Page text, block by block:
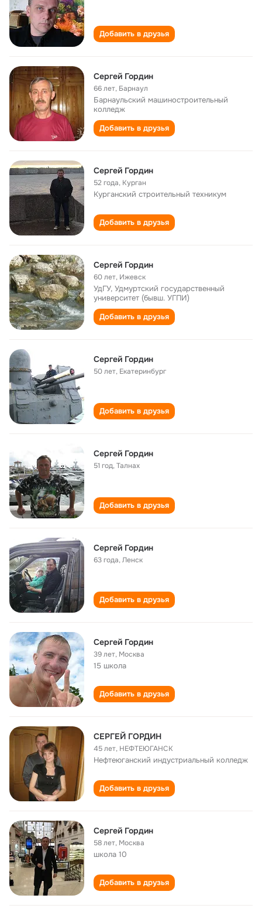
Добавить в друзья
Сергей Гордин
66 лет, Барнаул
Барнаульский машиностроительный
колледж
Добавить в друзья
Сергей Гордин
52 года, Курган
Курганский строительный техникум
Добавить в друзья
Сергей Гордин
60 лет, Ижевск
УдГУ, Удмуртский государственный
университет (бывш. УГПИ)
Добавить в друзья
Сергей Гордин
50 лет, Екатеринбург
Добавить в друзья
Сергей Гордин
51 год,Талнах
Добавить в друзья
Сергей Гордин
63 года,Ленск
Добавить в друзья
Сергей Гордин
39 лет, Москва
15 школа
Добавить в друзья
СЕРГЕЙ ГОРДИН
45 лет, НЕФТЕЮГАНСК
Нефтеюганский индустриальный колледж
Добавить в друзья
Сергей Гордин
58 лет, Москва
школа 10
Добавить в друзья